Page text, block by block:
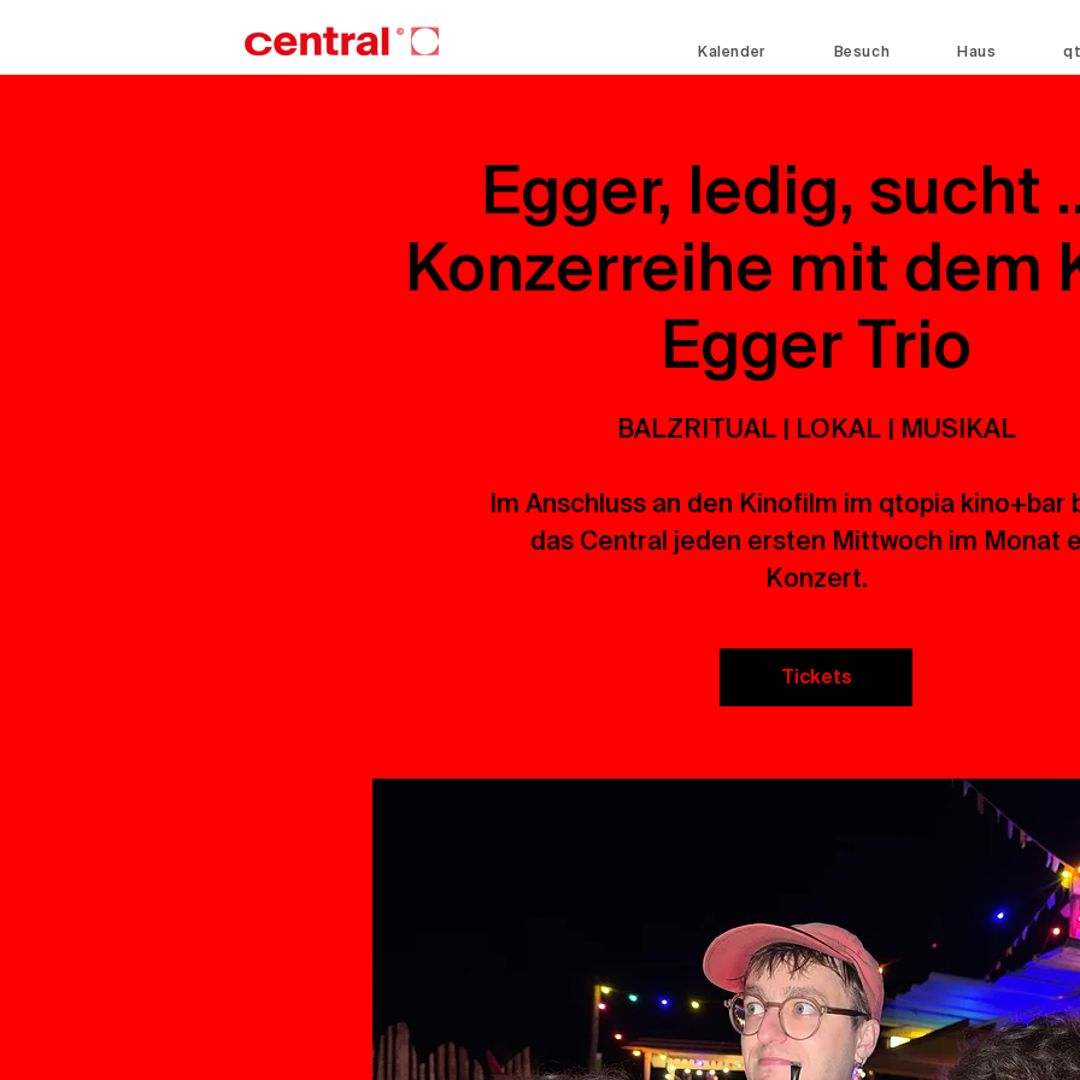
Kalender Besuch Haus
Egger, ledig, sucht
Konzerreihe mit dem
Egger Trio
BALZRITUAL | LOKAL | MUSIKAL
Im Anschluss an den Kinofilm im qtopia kino+bar
das Central jeden ersten Mittwoch im Monat
Konzert.
Tickets